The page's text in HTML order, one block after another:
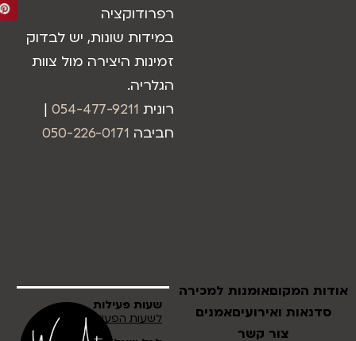
רפרודוקציה
במידות שונות, יש לבדוק
זמינות היצירה מול צוות
הגלריה.
רונית 054-477-9211
|
חביבה 050-226-0171
שעות פעילות
לשעות הפעילות לחץ כאן
אודות המקוםאומנות למכירה
סדנאות ואירועיםאמנים
צור קשר